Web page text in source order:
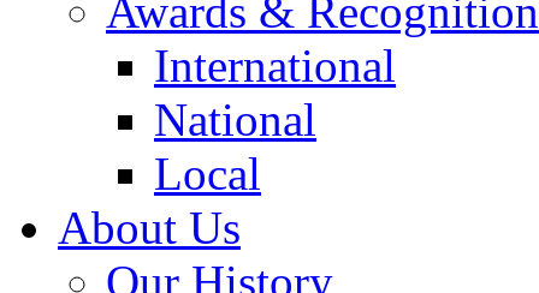
Awards &
International
National
Local
About Us
Our History